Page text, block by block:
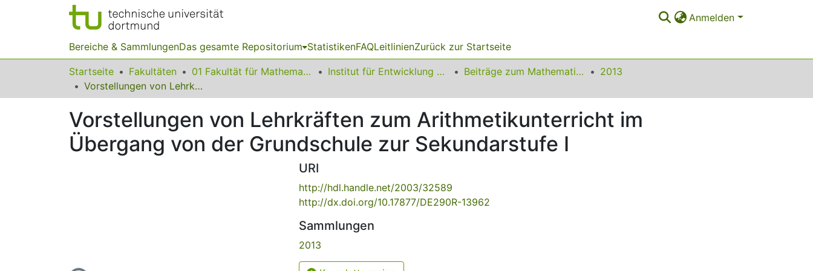
Anmelden
Bereiche & SammlungenDas gesamte Repositorium StatistikenFAQLeitlinienZurück zur Startseite
Startseite Fakultäten 01 Fakultät für Mathematik Institut für Entwicklung und Erforschung des Mathematikunterrichts Beiträge zum Mathematikunterricht
2013
Vorstellungen von Lehrkräften zum Arithmetikunterricht im Übergang von der Grundschule zur Sekundarstufe I
Vorstellungen von Lehrkräften zum Arithmetikunterricht im
Übergang von der Grundschule zur Sekundarstufe I
URI
http://hdl.handle.net/2003/32589
http://dx.doi.org/10.17877/DE290R-13962
Sammlungen
2013